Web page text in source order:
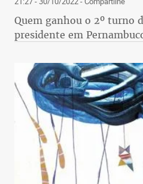
Quem ganhou o 2º turno
presidente em